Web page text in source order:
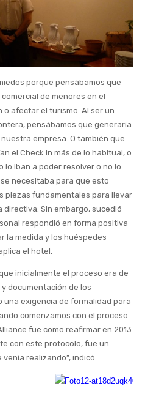
porque pensábamos que
de menores en el
o afectar el turismo. Al ser un
pensábamos que generaría
empresa. O también que
el Check In más de lo habitual, o
iban a poder resolver o no lo
necesitaba para que esto
piezas fundamentales para llevar
directiva. Sin embargo, sucedió
respondió en forma positiva
la medida y los huéspedes
el hotel.
inicialmente el proceso era de
documentación de los
una exigencia de formalidad para
comenzamos con el proceso
fue como reafirmar en 2013
con este protocolo, fue un
realizando”, indicó.